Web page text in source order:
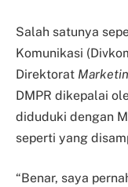
Salah satunya
Komunikasi
Direktorat
DMPR dikepalai
diduduki dengan
seperti yang
“Benar, saya